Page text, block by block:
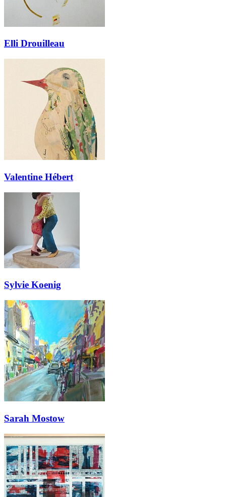
Elli Drouilleau
Valentine Hébert
Sylvie Koenig
Sarah Mostow